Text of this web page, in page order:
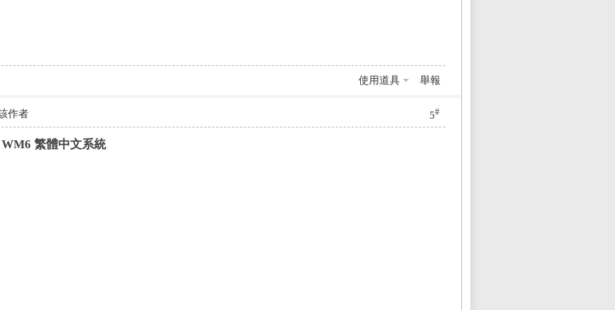
使用道具 舉報
5#
作者
繁體中文系統